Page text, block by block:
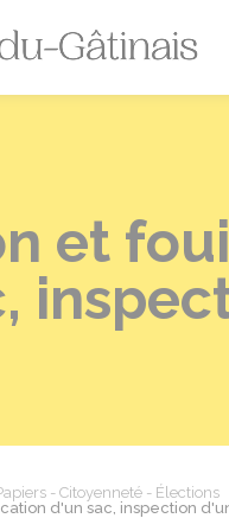
et
- Citoyenneté - Élections
d'un sac, inspection